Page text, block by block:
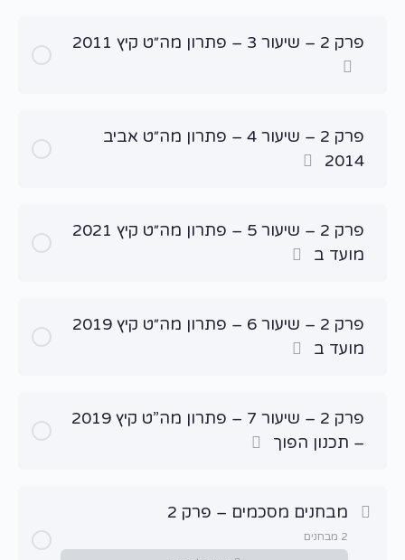
פרק 2 – שיעור 3 – פתרון מה״ט קיץ 2011
פרק 2 – שיעור 4 – פתרון מה״ט אביב
2014
פרק 2 – שיעור 5 – פתרון מה״ט קיץ 2021
מועד ב
פרק 2 – שיעור 6 – פתרון מה״ט קיץ 2019
מועד ב
פרק 2 – שיעור 7 – פתרון מה”ט קיץ 2019
– תכנון הפוך
מבחנים מסכמים – פרק 2
2 מבחנים